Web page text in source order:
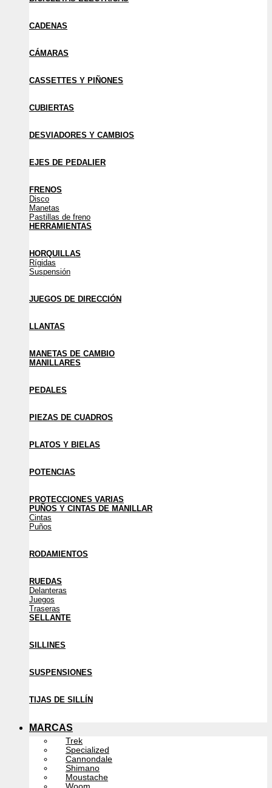
CADENAS
CÁMARAS
CASSETTES Y PIÑONES
CUBIERTAS
DESVIADORES Y CAMBIOS
EJES DE PEDALIER
FRENOS
Disco
Manetas
Pastillas de freno
HERRAMIENTAS
HORQUILLAS
Rígidas
Suspensión
JUEGOS DE DIRECCIÓN
LLANTAS
MANETAS DE CAMBIO
MANILLARES
PEDALES
PIEZAS DE CUADROS
PLATOS Y BIELAS
POTENCIAS
PROTECCIONES VARIAS
PUÑOS Y CINTAS DE MANILLAR
Cintas
Puños
RODAMIENTOS
RUEDAS
Delanteras
Juegos
Traseras
SELLANTE
SILLINES
SUSPENSIONES
TIJAS DE SILLÍN
MARCAS
Trek
Specialized
Cannondale
Shimano
Moustache